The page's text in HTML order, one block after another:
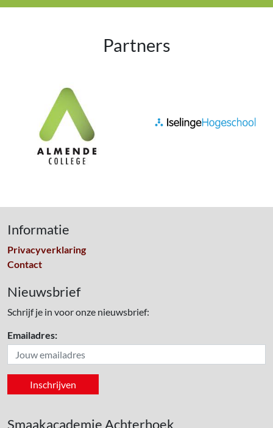
Partners
Informatie
Privacyverklaring
Contact
Nieuwsbrief
Schrijf je in voor onze nieuwsbrief:
Emailadres:
Smaakacademie Achterhoek